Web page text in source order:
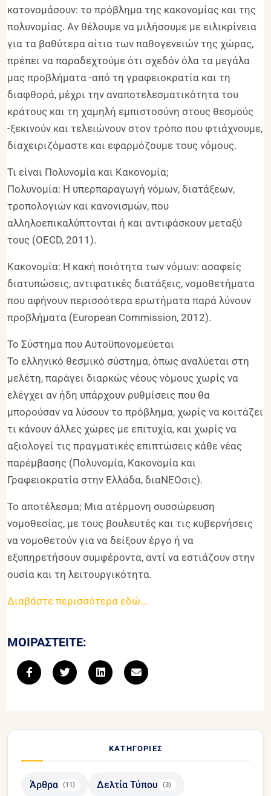
κατονομάσουν: το πρόβλημα της κακονομίας και της
πολυνομίας. Αν θέλουμε να μιλήσουμε με ειλικρίνεια
για τα βαθύτερα αίτια των παθογενειών της χώρας,
πρέπει να παραδεχτούμε ότι σχεδόν όλα τα μεγάλα
μας προβλήματα -από τη γραφειοκρατία και τη
διαφθορά, μέχρι την αναποτελεσματικότητα του
κράτους και τη χαμηλή εμπιστοσύνη στους θεσμούς
-ξεκινούν και τελειώνουν στον τρόπο που φτιάχνουμε,
διαχειριζόμαστε και εφαρμόζουμε τους νόμους.
Τι είναι Πολυνομία και Κακονομία;
Πολυνομία: Η υπερπαραγωγή νόμων, διατάξεων,
τροπολογιών και κανονισμών, που
αλληλοεπικαλύπτονται ή και αντιφάσκουν μεταξύ
τους (OECD, 2011).
Κακονομία: Η κακή ποιότητα των νόμων: ασαφείς
διατυπώσεις, αντιφατικές διατάξεις, νομοθετήματα
που αφήνουν περισσότερα ερωτήματα παρά λύνουν
προβλήματα (European Commission, 2012).
Το Σύστημα που Αυτοϋπονομεύεται
Το ελληνικό θεσμικό σύστημα, όπως αναλύεται στη
μελέτη, παράγει διαρκώς νέους νόμους χωρίς να
ελέγχει αν ήδη υπάρχουν ρυθμίσεις που θα
μπορούσαν να λύσουν το πρόβλημα, χωρίς να κοιτάζει
τι κάνουν άλλες χώρες με επιτυχία, και χωρίς να
αξιολογεί τις πραγματικές επιπτώσεις κάθε νέας
παρέμβασης (Πολυνομία, Κακονομία και
Γραφειοκρατία στην Ελλάδα, διαΝΕΟσις).
Το αποτέλεσμα; Μια ατέρμονη συσσώρευση
νομοθεσίας, με τους βουλευτές και τις κυβερνήσεις
να νομοθετούν για να δείξουν έργο ή να
εξυπηρετήσουν συμφέροντα, αντί να εστιάζουν στην
ουσία και τη λειτουργικότητα.
Διαβάστε περισσότερα εδώ...
ΜΟΙΡΑΣΤΕΊΤΕ:
ΚΑΤΗΓΟΡΊΕΣ
Άρθρα (11) Δελτία Τύπου (3)